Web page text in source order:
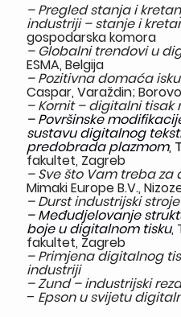
– Pregled stanja i
industriji – stanje i
gospodarska komora
– Globalni trendovi u
ESMA, Belgija
– Pozitivna domaća
Caspar, Varaždin;
– Kornit – digitalni
– Površinske
sustavu digitalnog
predobrada plazmom,
fakultet, Zagreb
– Sve što Vam treba
Mimaki Europe B.V.,
– Durst industrijski
– Međudjelovanje
boje u digitalnom tisku,
fakultet, Zagreb
– Primjena digitalnog
industriji
– Zund – industrijski
– Epson u svijetu